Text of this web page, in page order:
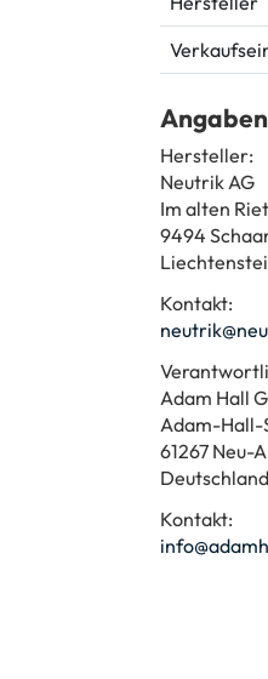
Hersteller:
Neutrik AG
Im alten
9494
Kontakt:
Adam Hall
Adam-Hall-
61267 Neu-
Deutschland
Kontakt: